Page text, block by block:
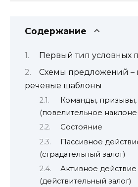
Содержание
Первый тип условных
Схемы предложений –
речевые шаблоны
Команды,
(повелительное
Состояние
Пассивное
(страдательный залог)
Активное действие
(действительный залог)